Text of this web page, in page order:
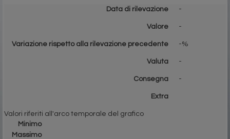
Data di rilevazione -
Valore -
Variazione rispetto alla rilevazione precedente -%
Valuta -
Consegna -
Extra
Valori riferiti all'arco temporale del grafico
Minimo
Massimo